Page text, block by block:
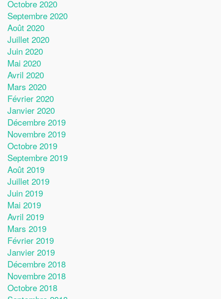
Octobre 2020
Septembre 2020
Août 2020
Juillet 2020
Juin 2020
Mai 2020
Avril 2020
Mars 2020
Février 2020
Janvier 2020
Décembre 2019
Novembre 2019
Octobre 2019
Septembre 2019
Août 2019
Juillet 2019
Juin 2019
Mai 2019
Avril 2019
Mars 2019
Février 2019
Janvier 2019
Décembre 2018
Novembre 2018
Octobre 2018